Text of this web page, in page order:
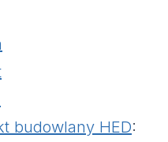
budowlany HED: